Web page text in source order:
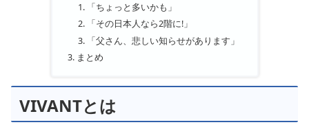
「ちょっと多いかも」
「その日本人なら2階に!」
「父さん、悲しい知らせがあります」
まとめ
VIVANTとは